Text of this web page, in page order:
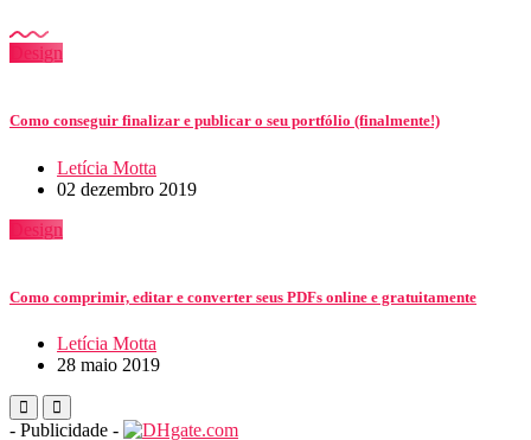
Design
Como conseguir finalizar e publicar o seu portfólio (finalmente!)
Letícia Motta
02 dezembro 2019
Design
Como comprimir, editar e converter seus PDFs online e gratuitamente
Letícia Motta
28 maio 2019
- Publicidade -